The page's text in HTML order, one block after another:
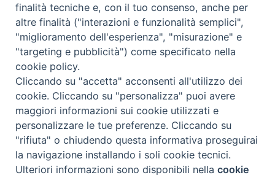
Copyright © 2019 - Tutti i diritti riservati - Vita
Trentina Editrice
Privacy Policy
Torna
Preferenze Cookie
finalità tecniche e, con il tuo consenso, anche per
altre finalità ("interazioni e funzionalità semplici",
"miglioramento dell'esperienza", "misurazione" e
"targeting e pubblicità") come specificato nella
cookie policy.
Cliccando su "accetta" acconsenti all'utilizzo dei
cookie. Cliccando su "personalizza" puoi avere
maggiori informazioni sui cookie utilizzati e
personalizzare le tue preferenze. Cliccando su
"rifiuta" o chiudendo questa informativa proseguirai
la navigazione installando i soli cookie tecnici.
Ulteriori informazioni sono disponibili nellacookie